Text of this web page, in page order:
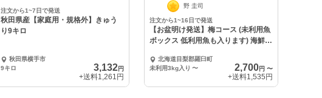
注文から1~7日で発送
秋田県産【家庭用・規格外】きゅう
り9キロ
秋田県横手市
9キロ
3,132円
+送料1,261円
野 圭司
注文から1~16日で発送
【お盆明け発送】梅コース (未利用魚
ボックス 低利用魚も入ります) 海鮮セ
北海道目梨郡羅臼町
未利用3kg入り 〜 2,700円 〜
+送料1,535円